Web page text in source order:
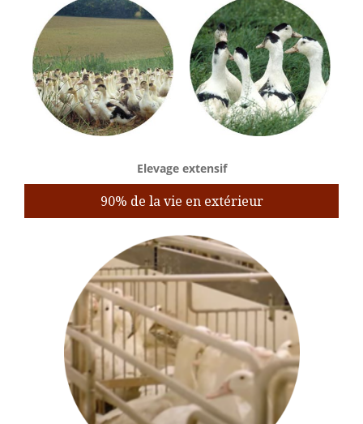
Elevage extensif
90% de la vie en extérieur